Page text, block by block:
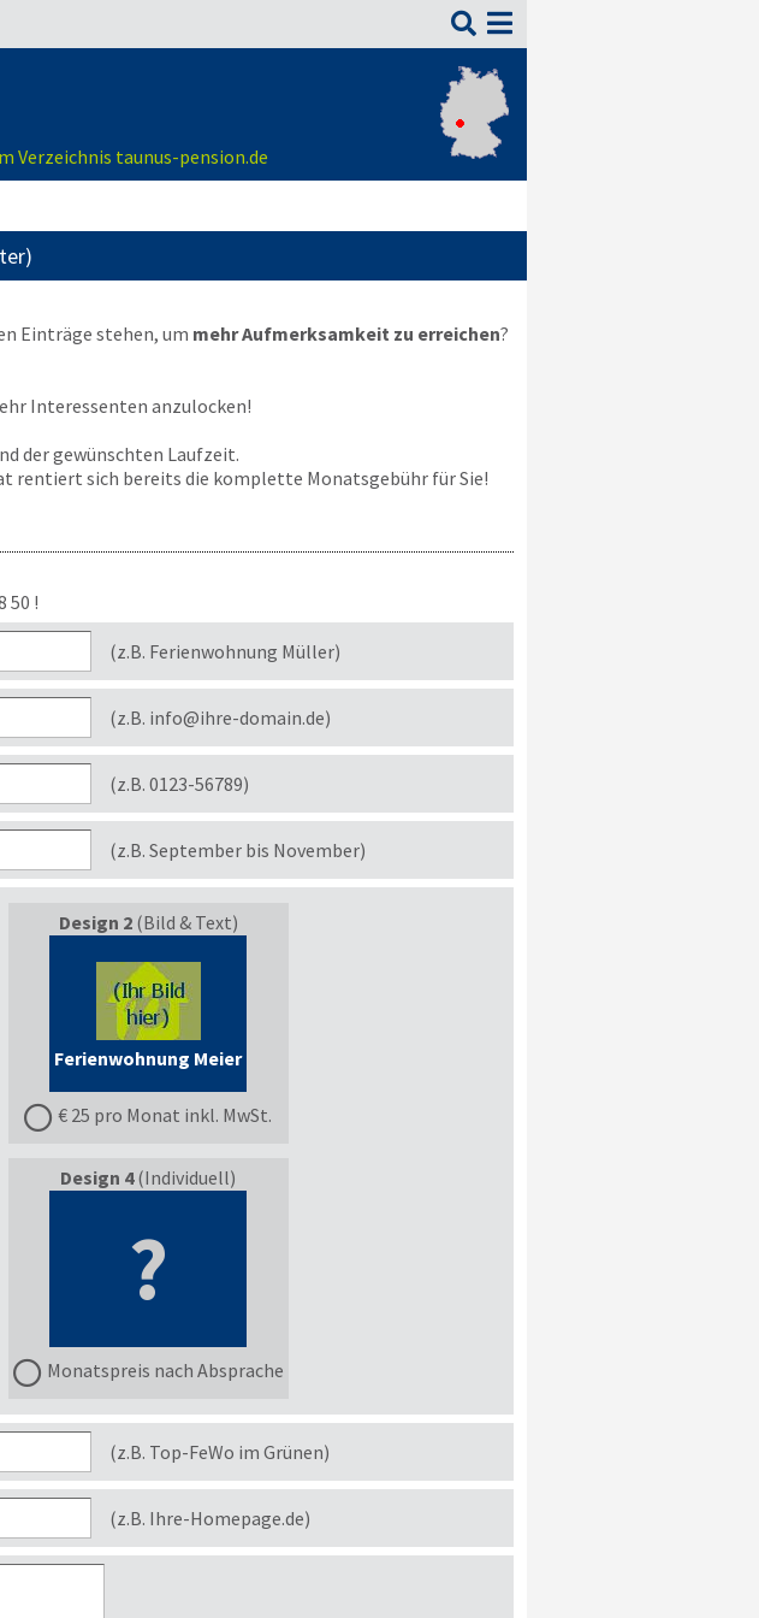

Verzeichnis taunus-pension.de
Einträge stehen, um mehr Aufmerksamkeit zu erreichen?
Interessenten anzulocken!
der gewünschten Laufzeit.
rentiert sich bereits die komplette Monatsgebühr für Sie!
50 !
(z.B. Ferienwohnung Müller)
(z.B. info@ihre-domain.de)
(z.B. 0123-56789)
(z.B. September bis November)
Design 2(Bild & Text)
Ferienwohnung Meier
€ 25 pro Monat inkl. MwSt.
Design 4(Individuell)
?
Monatspreis nach Absprache
(z.B. Top-FeWo im Grünen)
(z.B. Ihre-Homepage.de)